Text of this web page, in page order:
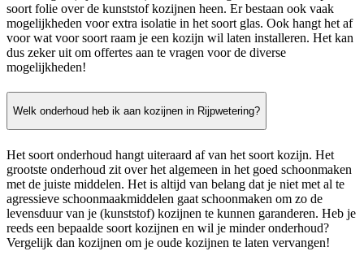
soort folie over de kunststof kozijnen heen. Er bestaan ook vaak
mogelijkheden voor extra isolatie in het soort glas. Ook hangt het af
voor wat voor soort raam je een kozijn wil laten installeren. Het kan
dus zeker uit om offertes aan te vragen voor de diverse
mogelijkheden!
Welk onderhoud heb ik aan kozijnen in Rijpwetering?
Het soort onderhoud hangt uiteraard af van het soort kozijn. Het
grootste onderhoud zit over het algemeen in het goed schoonmaken
met de juiste middelen. Het is altijd van belang dat je niet met al te
agressieve schoonmaakmiddelen gaat schoonmaken om zo de
levensduur van je (kunststof) kozijnen te kunnen garanderen. Heb je
reeds een bepaalde soort kozijnen en wil je minder onderhoud?
Vergelijk dan kozijnen om je oude kozijnen te laten vervangen!